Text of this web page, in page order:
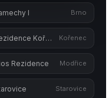
I Brno
Rezidence Kořenec Kořenec
Rezidence Modřice
Starovice